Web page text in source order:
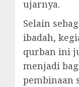
ujarnya.
Selain
ibadah,
qurban ini
menjadi
pembinaan